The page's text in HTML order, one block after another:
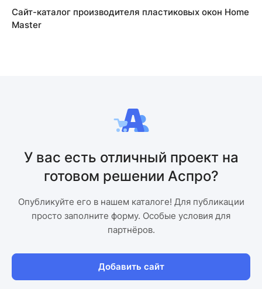
Сайт-каталог производителя пластиковых окон Home
Master
У вас есть отличный проект на
готовом решении Аспро?
Опубликуйте его в нашем каталоге! Для публикации
просто заполните форму. Особые условия для
партнёров.
Добавить сайт